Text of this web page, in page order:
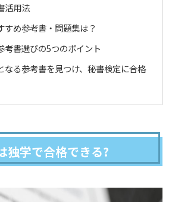
活用法
すめ参考書・問題集は？
考書選びの5つのポイント
なる参考書を見つけ、秘書検定に合格
独学で合格できる?